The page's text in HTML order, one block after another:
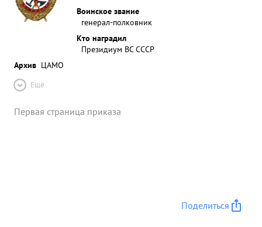
Воинское звание
генерал-полковник
Кто наградил
Президиум ВС СССР
Архив ЦАМО
Ещё
Первая страница приказа
Поделиться